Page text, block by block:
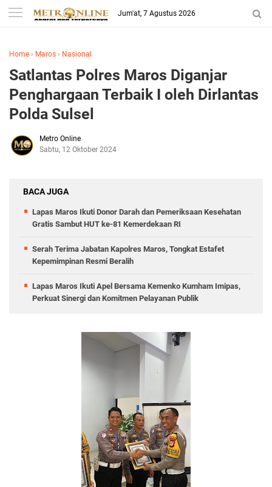
Jum'at, 7 Agustus 2026
Home › Maros › Nasional
Satlantas Polres Maros Diganjar
Penghargaan Terbaik I oleh Dirlantas
Polda Sulsel
Metro Online
Sabtu, 12 Oktober 2024
BACA JUGA
Lapas Maros Ikuti Donor Darah dan Pemeriksaan Kesehatan
Gratis Sambut HUT ke-81 Kemerdekaan RI
Serah Terima Jabatan Kapolres Maros, Tongkat Estafet
Kepemimpinan Resmi Beralih
Lapas Maros Ikuti Apel Bersama Kemenko Kumham Imipas,
Perkuat Sinergi dan Komitmen Pelayanan Publik